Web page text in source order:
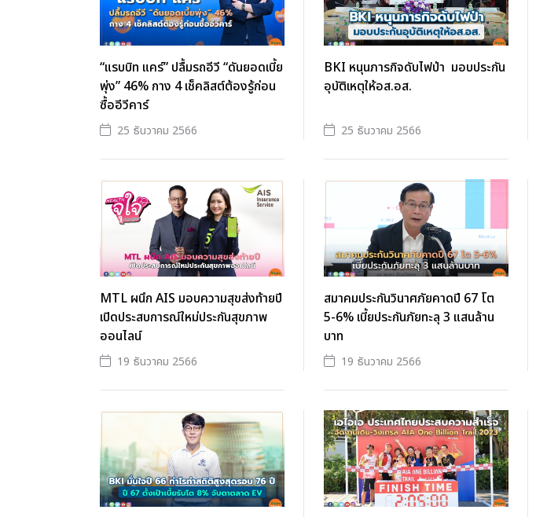
“แรบบิท แคร์” ปลื้มรถอีวี “ดันยอดเบี้ย
พุ่ง” 46% กาง 4 เช็คลิสต์ต้องรู้ก่อน
ซื้ออีวีคาร์
25 ธันวาคม 2566
BKI หนุนภารกิจดับไฟป่า มอบประกัน
อุบัติเหตุให้อส.อส.
25 ธันวาคม 2566
MTL ผนึก AIS มอบความสุขส่งท้ายปี
เปิดประสบการณ์ใหม่ประกันสุขภาพ
ออนไลน์
19 ธันวาคม 2566
สมาคมประกันวินาศภัยคาดปี 67 โต
5-6% เบี้ยประกันภัยทะลุ 3 แสนล้าน
บาท
19 ธันวาคม 2566